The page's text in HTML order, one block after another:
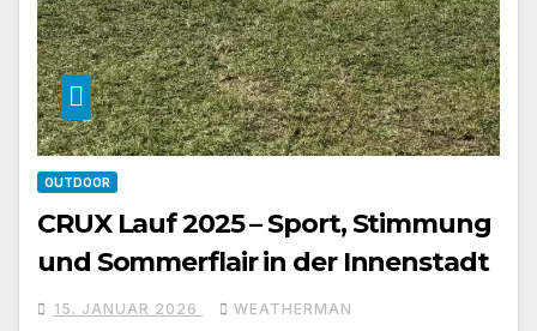
OUTDOOR
CRUX Lauf 2025 – Sport, Stimmung
und Sommerflair in der Innenstadt
15. JANUAR 2026 WEATHERMAN